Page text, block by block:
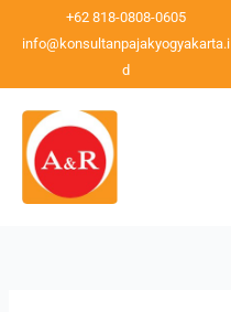
+62 818-0808-0605
info@konsultanpajakyogyakarta.i
d
a
i